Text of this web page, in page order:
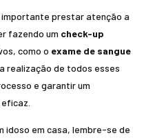
prestar atenção a
fazendo um check-up
como o exame de sangue
realização de todos esses
e garantir um
idoso em casa, lembre-se de